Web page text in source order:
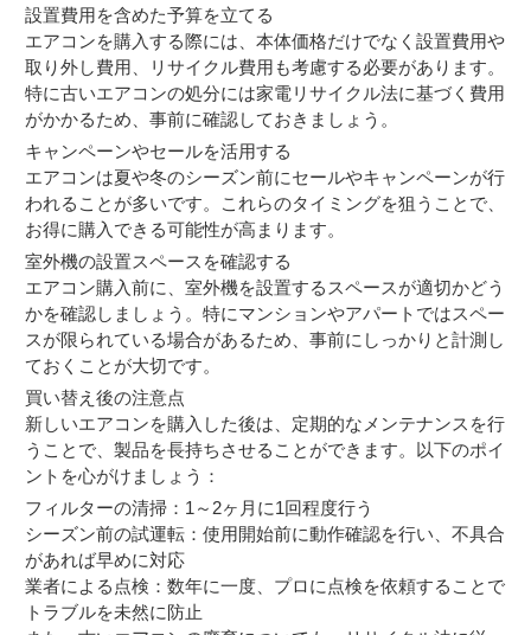
設置費用を含めた予算を立てる
エアコンを購入する際には、本体価格だけでなく設置費用や
取り外し費用、リサイクル費用も考慮する必要があります。
特に古いエアコンの処分には家電リサイクル法に基づく費用
がかかるため、事前に確認しておきましょう。
キャンペーンやセールを活用する
エアコンは夏や冬のシーズン前にセールやキャンペーンが行
われることが多いです。これらのタイミングを狙うことで、
お得に購入できる可能性が高まります。
室外機の設置スペースを確認する
エアコン購入前に、室外機を設置するスペースが適切かどう
かを確認しましょう。特にマンションやアパートではスペー
スが限られている場合があるため、事前にしっかりと計測し
ておくことが大切です。
買い替え後の注意点
新しいエアコンを購入した後は、定期的なメンテナンスを行
うことで、製品を長持ちさせることができます。以下のポイ
ントを心がけましょう：
フィルターの清掃：1～2ヶ月に1回程度行う
シーズン前の試運転：使用開始前に動作確認を行い、不具合
があれば早めに対応
業者による点検：数年に一度、プロに点検を依頼することで
トラブルを未然に防止